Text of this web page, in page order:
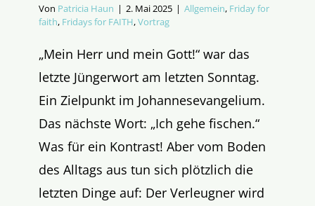
Von Patricia Haun | 2. Mai 2025 | Allgemein, Friday for
faith, Fridays for FAITH,Vortrag
„Mein Herr und mein Gott!“ war das
letzte Jüngerwort am letzten Sonntag.
Ein Zielpunkt im Johannesevangelium.
Das nächste Wort: „Ich gehe fischen.“
Was für ein Kontrast! Aber vom Boden
des Alltags aus tun sich plötzlich die
letzten Dinge auf: Der Verleugner wird